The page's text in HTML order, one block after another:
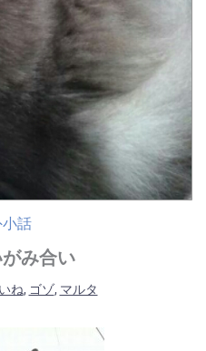
話
み合い
ね, ゴゾ, マルタ